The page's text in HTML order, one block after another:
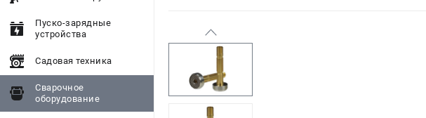
Пуско-зарядные
устройства
Садовая техника
Сварочное
оборудование